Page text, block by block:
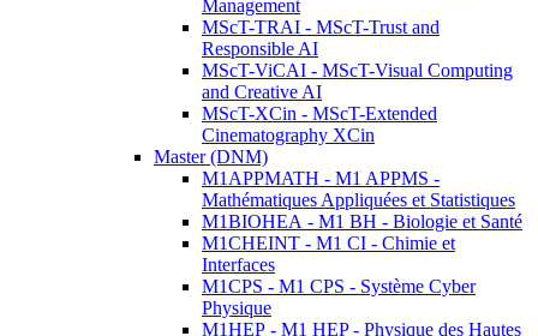
Management
MScT-TRAI - MScT-Trust and
Responsible AI
MScT-ViCAI - MScT-Visual Computing
and Creative AI
MScT-XCin - MScT-Extended
Cinematography XCin
Master (DNM)
M1APPMATH - M1 APPMS -
Mathématiques Appliquées et Statistiques
M1BIOHEA - M1 BH - Biologie et Santé
M1CHEINT - M1 CI - Chimie et
Interfaces
M1CPS - M1 CPS - Système Cyber
Physique
M1HEP - M1 HEP - Physique des Hautes